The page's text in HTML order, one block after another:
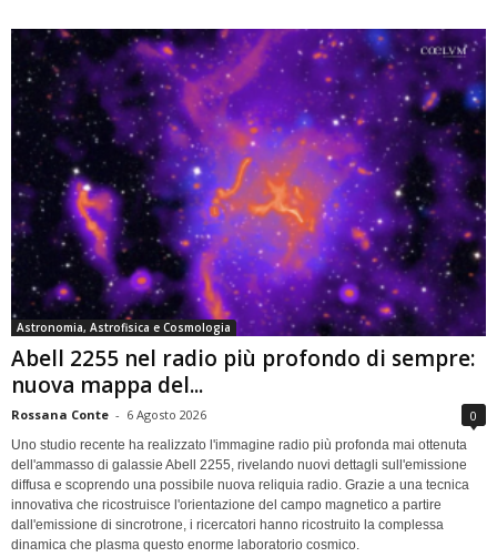
Astronomia, Astrofisica e Cosmologia
Abell 2255 nel radio più profondo di sempre:
nuova mappa del...
Rossana Conte - 6 Agosto 2026 0
Uno studio recente ha realizzato l'immagine radio più profonda mai ottenuta
dell'ammasso di galassie Abell 2255, rivelando nuovi dettagli sull'emissione
diffusa e scoprendo una possibile nuova reliquia radio. Grazie a una tecnica
innovativa che ricostruisce l'orientazione del campo magnetico a partire
dall'emissione di sincrotrone, i ricercatori hanno ricostruito la complessa
dinamica che plasma questo enorme laboratorio cosmico.